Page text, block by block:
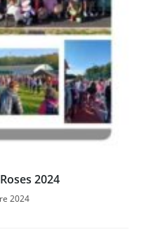
2024
2024